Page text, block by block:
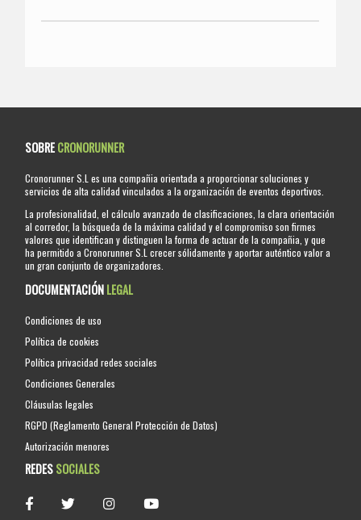
SOBRECRONORUNNER
Cronorunner S.L es una compañia orientada a proporcionar soluciones y
servicios de alta calidad vinculados a la organización de eventos deportivos.
La profesionalidad, el cálculo avanzado de clasificaciones, la clara orientación
al corredor, la búsqueda de la máxima calidad y el compromiso son firmes
valores que identifican y distinguen la forma de actuar de la compañia, y que
ha permitido a Cronorunner S.L crecer sólidamente y aportar auténtico valor a
un gran conjunto de organizadores.
DOCUMENTACIÓNLEGAL
Condiciones de uso
Política de cookies
Política privacidad redes sociales
Condiciones Generales
Cláusulas legales
RGPD (Reglamento General Protección de Datos)
Autorización menores
REDESSOCIALES